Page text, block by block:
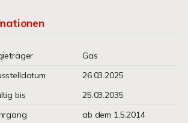
Gas
26.03.2025
bis
25.03.2035
ab dem 1.5.2014